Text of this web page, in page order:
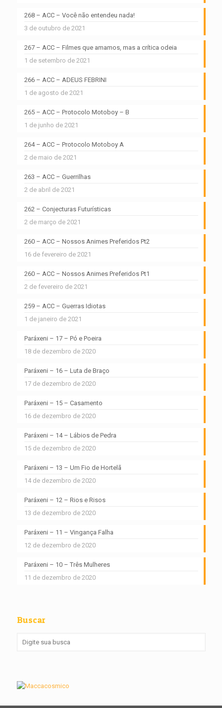
268 – ACC – Você não entendeu nada!
3 de outubro de 2021
267 – ACC – Filmes que amamos, mas a crítica odeia
1 de setembro de 2021
266 – ACC – ADEUS FEBRINI
1 de agosto de 2021
265 – ACC – Protocolo Motoboy – B
1 de junho de 2021
264 – ACC – Protocolo Motoboy A
2 de maio de 2021
263 – ACC – Guerrilhas
2 de abril de 2021
262 – Conjecturas Futurísticas
2 de março de 2021
260 – ACC – Nossos Animes Preferidos Pt2
16 de fevereiro de 2021
260 – ACC – Nossos Animes Preferidos Pt1
2 de fevereiro de 2021
259 – ACC – Guerras Idiotas
1 de janeiro de 2021
Paráxeni – 17 – Pó e Poeira
18 de dezembro de 2020
Paráxeni – 16 – Luta de Braço
17 de dezembro de 2020
Paráxeni – 15 – Casamento
16 de dezembro de 2020
Paráxeni – 14 – Lábios de Pedra
15 de dezembro de 2020
Paráxeni – 13 – Um Fio de Hortelã
14 de dezembro de 2020
Paráxeni – 12 – Rios e Risos
13 de dezembro de 2020
Paráxeni – 11 – Vingança Falha
12 de dezembro de 2020
Paráxeni – 10 – Três Mulheres
11 de dezembro de 2020
Buscar